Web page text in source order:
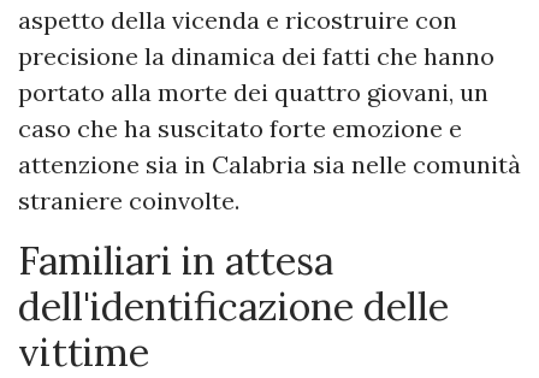
aspetto della vicenda e ricostruire con
precisione la dinamica dei fatti che hanno
portato alla morte dei quattro giovani, un
caso che ha suscitato forte emozione e
attenzione sia in Calabria sia nelle comunità
straniere coinvolte.
Familiari in attesa
dell'identificazione delle
vittime